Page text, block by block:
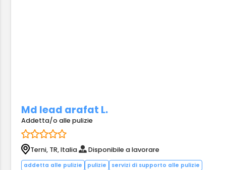
Md lead arafat L.
Addetta/o alle pulizie
Terni, TR, Italia Disponibile a lavorare
addetta alle pulizie pulizie servizi di supporto alle pulizie